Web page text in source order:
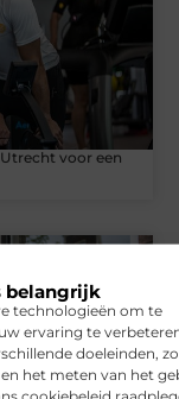
belangrijk
technologieën om te
ervaring te
doeleinden,
het meten van het
voor een